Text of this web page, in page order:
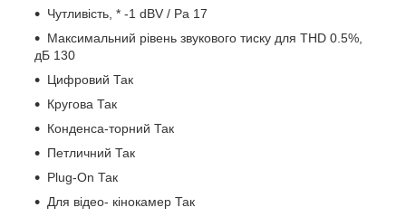
Чутливість, * -1 dBV / Pa 17
Максимальний рівень звукового тиску для THD 0.5%,
дБ 130
Цифровий Так
Кругова Так
Конденса-торний Так
Петличний Так
Plug-On Так
Для відео- кінокамер Так